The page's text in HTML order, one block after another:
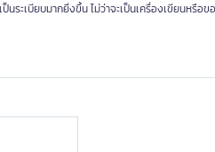
ะเบียบมากยิ่งขึ้น ไม่ว่าจะเป็นเครื่องเขียนหรือ